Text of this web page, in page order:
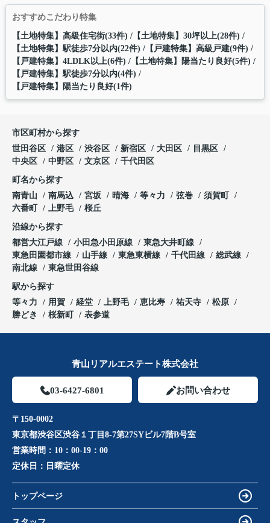
おすすめこだわり特集
【土地特集】高級住宅街(33件) 【土地特集】30坪以上(28件)
【土地特集】駅徒歩7分以内(22件) 【戸建特集】高級戸建(9件)
【戸建特集】4LDLK以上(6件) 【土地特集】陽当たり良好(5件)
【戸建特集】駅徒歩7分以内(4件)
【戸建特集】陽当たり良好(1件)
市区町村から探す
世田谷区
港区 渋谷区 新宿区 大田区
目黒区
中央区
中野区 文京区 千代田区
町名から探す
南青山
南馬込 宮坂 晴海 等々力 弦巻
須賀町
六番町
上野毛 桜丘
沿線から探す
都営大江戸線
小田急小田原線
東急大井町線
東急田園都市線
山手線 東急東横線 千代田線
総武線
南北線
東急世田谷線
駅から探す
等々力
用賀 経堂 上野毛 恵比寿 祐天寺
松原
勝どき
桜新町 表参道
青山リアルエステート株式会社
03-6427-6801 お問い合わせ
〒150-0002
東京都渋谷区渋谷１丁目8-7第27SYビル7階B号室
営業時間： 10：00-19：00
定休日： 日曜定休
トップページ